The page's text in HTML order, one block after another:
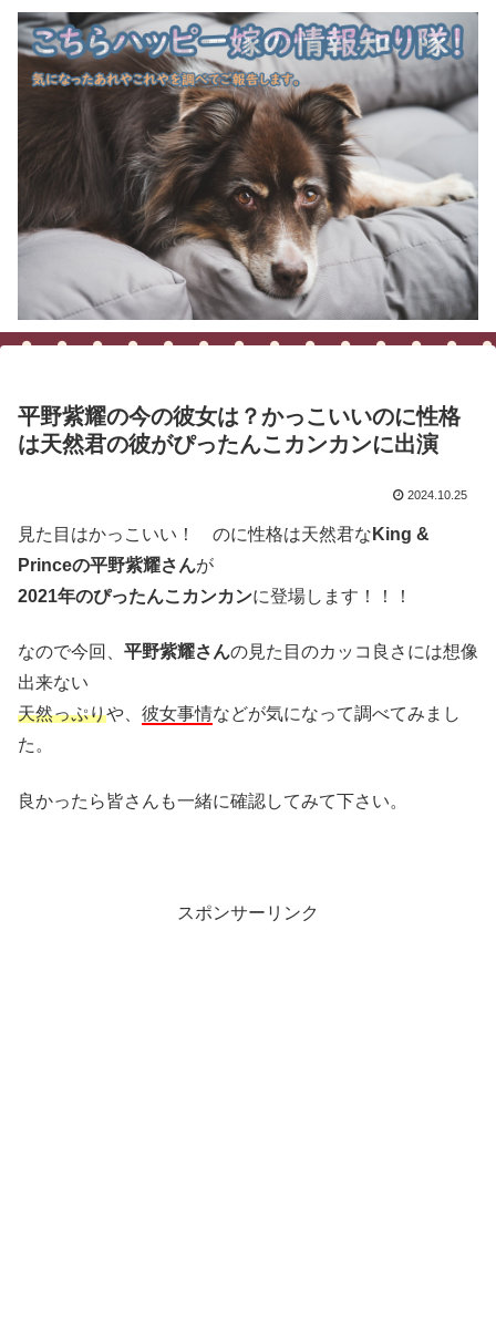
平野紫耀の今の彼女は？かっこいいのに性格
は天然君の彼がぴったんこカンカンに出演
2024.10.25
見た目はかっこいい！ のに性格は天然君な King &
Princeの平野紫耀さんが
2021年のぴったんこカンカンに登場します！！！
なので今回、 平野紫耀さんの見た目のカッコ良さには想像
出来ない
天然っぷりや、 彼女事情などが気になって調べてみまし
た。
良かったら皆さんも一緒に確認してみて下さい。
スポンサーリンク